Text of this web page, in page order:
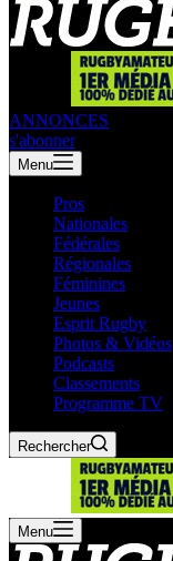
ANNONCES
s'abonner
Menu
Pros
Nationales
Fédérales
Régionales
Féminines
Jeunes
Esprit Rugby
Photos & Vidéos
Podcasts
Classements
Programme TV
Rechercher
Menu